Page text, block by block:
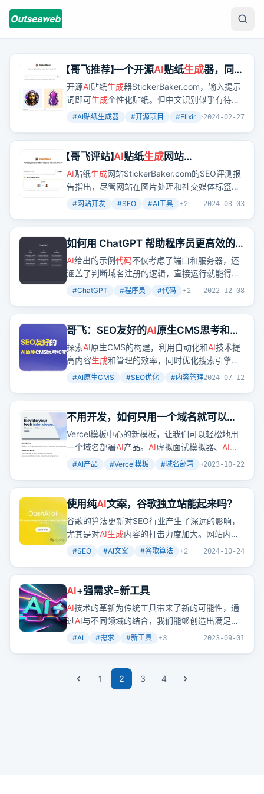
【哥飞推荐】一个开源AI贴纸生成器，同时
也是
开源AI贴纸生成器StickerBaker.com，输入提示
词即可生成个性化贴纸。但中文识别似乎有待改
进，部署需Elixir语言基础。
#AI贴纸生成器 #开源项目 #Elixir +3
2024-02-27
【哥飞评站】AI贴纸生成网站
StickerBaker 的SEO评测报告和改进建
议（4000字）
AI贴纸生成网站StickerBaker.com的SEO评测报
告指出，尽管网站在图片处理和社交媒体标签设
置上表现不错，但在标题、描述、H标签使用等
引擎排名和吸引流量。
#网站开发 #SEO #AI工具 +2 2024-03-03
如何用 ChatGPT 帮助程序员更高效的
写出更好的代码？
AI给出的示例代码不仅考虑了端口和服务器，还
涵盖了判断域名注册的逻辑，直接运行就能得到
结果。这不禁让人惊叹，曾经需要大量搜索和资
#ChatGPT #程序员 #代码 +2 2022-12-08
哥飞：SEO友好的AI原生CMS思考和实
践 Part 1
探索AI原生CMS的构建，利用自动化和AI技术提
高内容生成和管理的效率，同时优化搜索引擎排
名。这种系统不仅提升了内容的质量，还通过自
思路。
#AI原生CMS #SEO优化 #内容管理系统 +2
2024-07-12
不用开发，如何只用一个域名就可以一
键部署上线一个AI产品
Vercel模板中心的新模板，让我们可以轻松地用
一个域名部署AI产品。 AI虚拟面试模拟器、 AI
Emoji生成 器和 二维码 生成器，这些模板的潜力
#AI产品 #Vercel模板 #域名部署 +3
2023-10-22
使用纯AI文案，谷歌独立站能起来吗？
谷歌的算法更新对SEO行业产生了深远的影响，
尤其是对AI生成内容的打击力度加大。网站内容
应该是原创的、有价值的，并且能够为用户带来
#SEO #AI文案 #谷歌算法 +2 2024-10-24
AI+强需求=新工具
AI技术的革新为传统工具带来了新的可能性，通
过AI与不同领域的结合，我们能够创造出满足强
需求的新工具。
AI+PDF、 AI AI+播客等
#AI #需求 #新工具 +3 2023-09-01
1 2 3 4